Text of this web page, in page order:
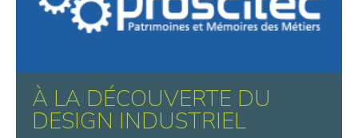
À LA DÉCOUVERTE DU
DESIGN INDUSTRIEL